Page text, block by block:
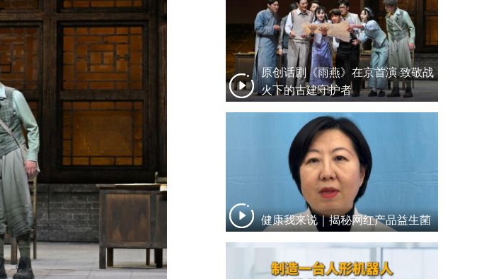
原创话剧《雨燕》在京首演 致敬战
火下的古建守护者
健康我来说｜揭秘网红产品益生菌